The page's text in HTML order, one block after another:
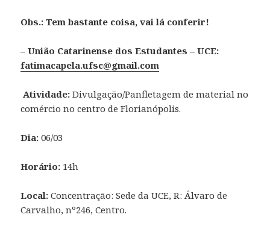
Obs.: Tem bastante coisa, vai lá conferir!
– União Catarinense dos Estudantes – UCE:
fatimacapela.ufsc@gmail.com
Atividade: Divulgação/Panfletagem de material no
comércio no centro de Florianópolis.
Dia: 06/03
Horário: 14h
Local: Concentração: Sede da UCE, R: Álvaro de
Carvalho, nº246, Centro.